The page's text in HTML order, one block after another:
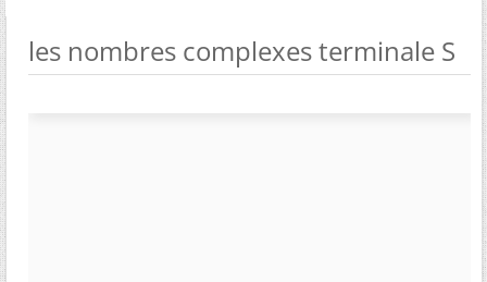
les nombres complexes terminale S